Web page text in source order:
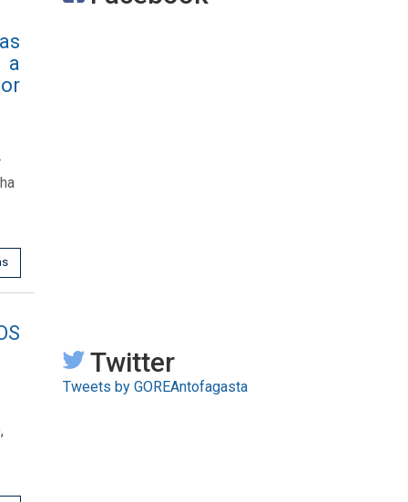
a
Twitter
Tweets by GOREAntofagasta